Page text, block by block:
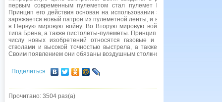
первым современным пулеметом стал пулемет Максима,
Принцип его действия основан на использовании энергии отдачи
заряжается новый патрон из пулеметной ленты, и выстрелы идут
в Первую мировую войну. Во Вторую мировую войну использовались
типа Брена, а также пистолеты-пулеметы. Принцип действия
числу новых изобретений относятся газовые и безоткатные
стволами и высокой точностью выстрела, а также мелкокалиберное
Своим появлением они обязаны воздушным столкновениям и ТАНКОВЫМ
Поделиться
Прочитано: 3504 раз(а)